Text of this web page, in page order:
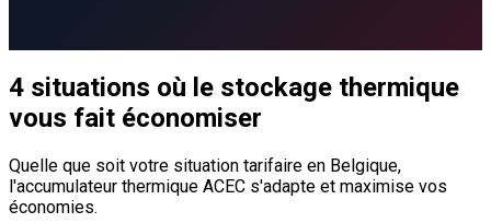
4 situations où le stockage thermique
vous fait économiser
Quelle que soit votre situation tarifaire en Belgique,
l'accumulateur thermique ACEC s'adapte et maximise vos
économies.